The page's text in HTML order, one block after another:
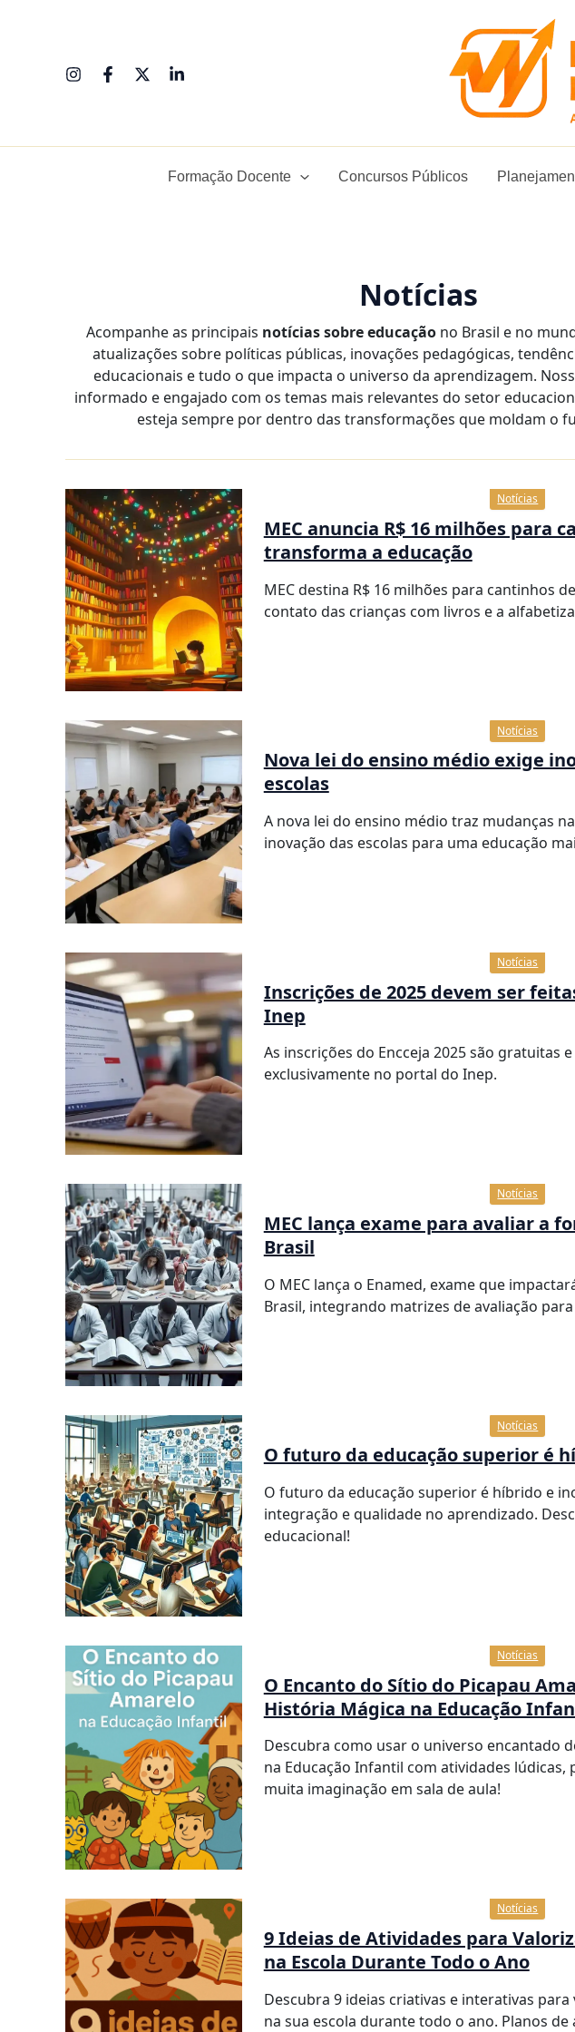
Formação Docente Concursos Públicos
Notícias
Acompanhe as principais notícias sobre educação no Brasil e no
atualizações sobre políticas públicas, inovações pedagógicas,
educacionais e tudo o que impacta o universo da aprendizagem.
informado e engajado com os temas mais relevantes do setor
esteja sempre por dentro das transformações que moldam o
Notícias
MEC anuncia R$ 16 milhões para
transforma a educação
MEC destina R$ 16 milhões para cantinhos
contato das crianças com livros e a
Notícias
Nova lei do ensino médio exige
escolas
A nova lei do ensino médio traz mudanças
inovação das escolas para uma educação
Notícias
Inscrições de 2025 devem ser
Inep
As inscrições do Encceja 2025 são gratuitas
exclusivamente no portal do Inep.
Notícias
MEC lança exame para avaliar a
Brasil
O MEC lança o Enamed, exame que
Brasil, integrando matrizes de avaliação
Notícias
O futuro da educação superior é
O futuro da educação superior é híbrido e
integração e qualidade no aprendizado.
educacional!
Notícias
O Encanto do Sítio do Picapau
História Mágica na Educação
Descubra como usar o universo encantado
na Educação Infantil com atividades lúdicas,
muita imaginação em sala de aula!
Notícias
9 Ideias de Atividades para
na Escola Durante Todo o Ano
Descubra 9 ideias criativas e interativas
na sua escola durante todo o ano. Planos